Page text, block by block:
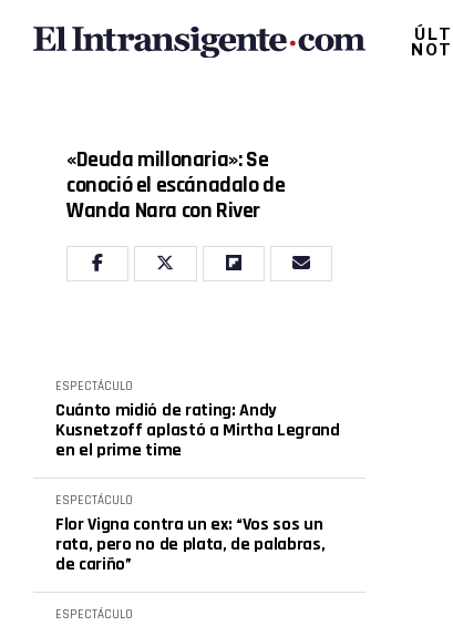
«Deuda millonaria»: Se
conoció el escánadalo de
Wanda Nara con River
ESPECTÁCULO
Cuánto midió de rating: Andy
Kusnetzoff aplastó a Mirtha Legrand
en el prime time
ESPECTÁCULO
Flor Vigna contra un ex: “Vos sos un
rata, pero no de plata, de palabras,
de cariño”
ESPECTÁCULO